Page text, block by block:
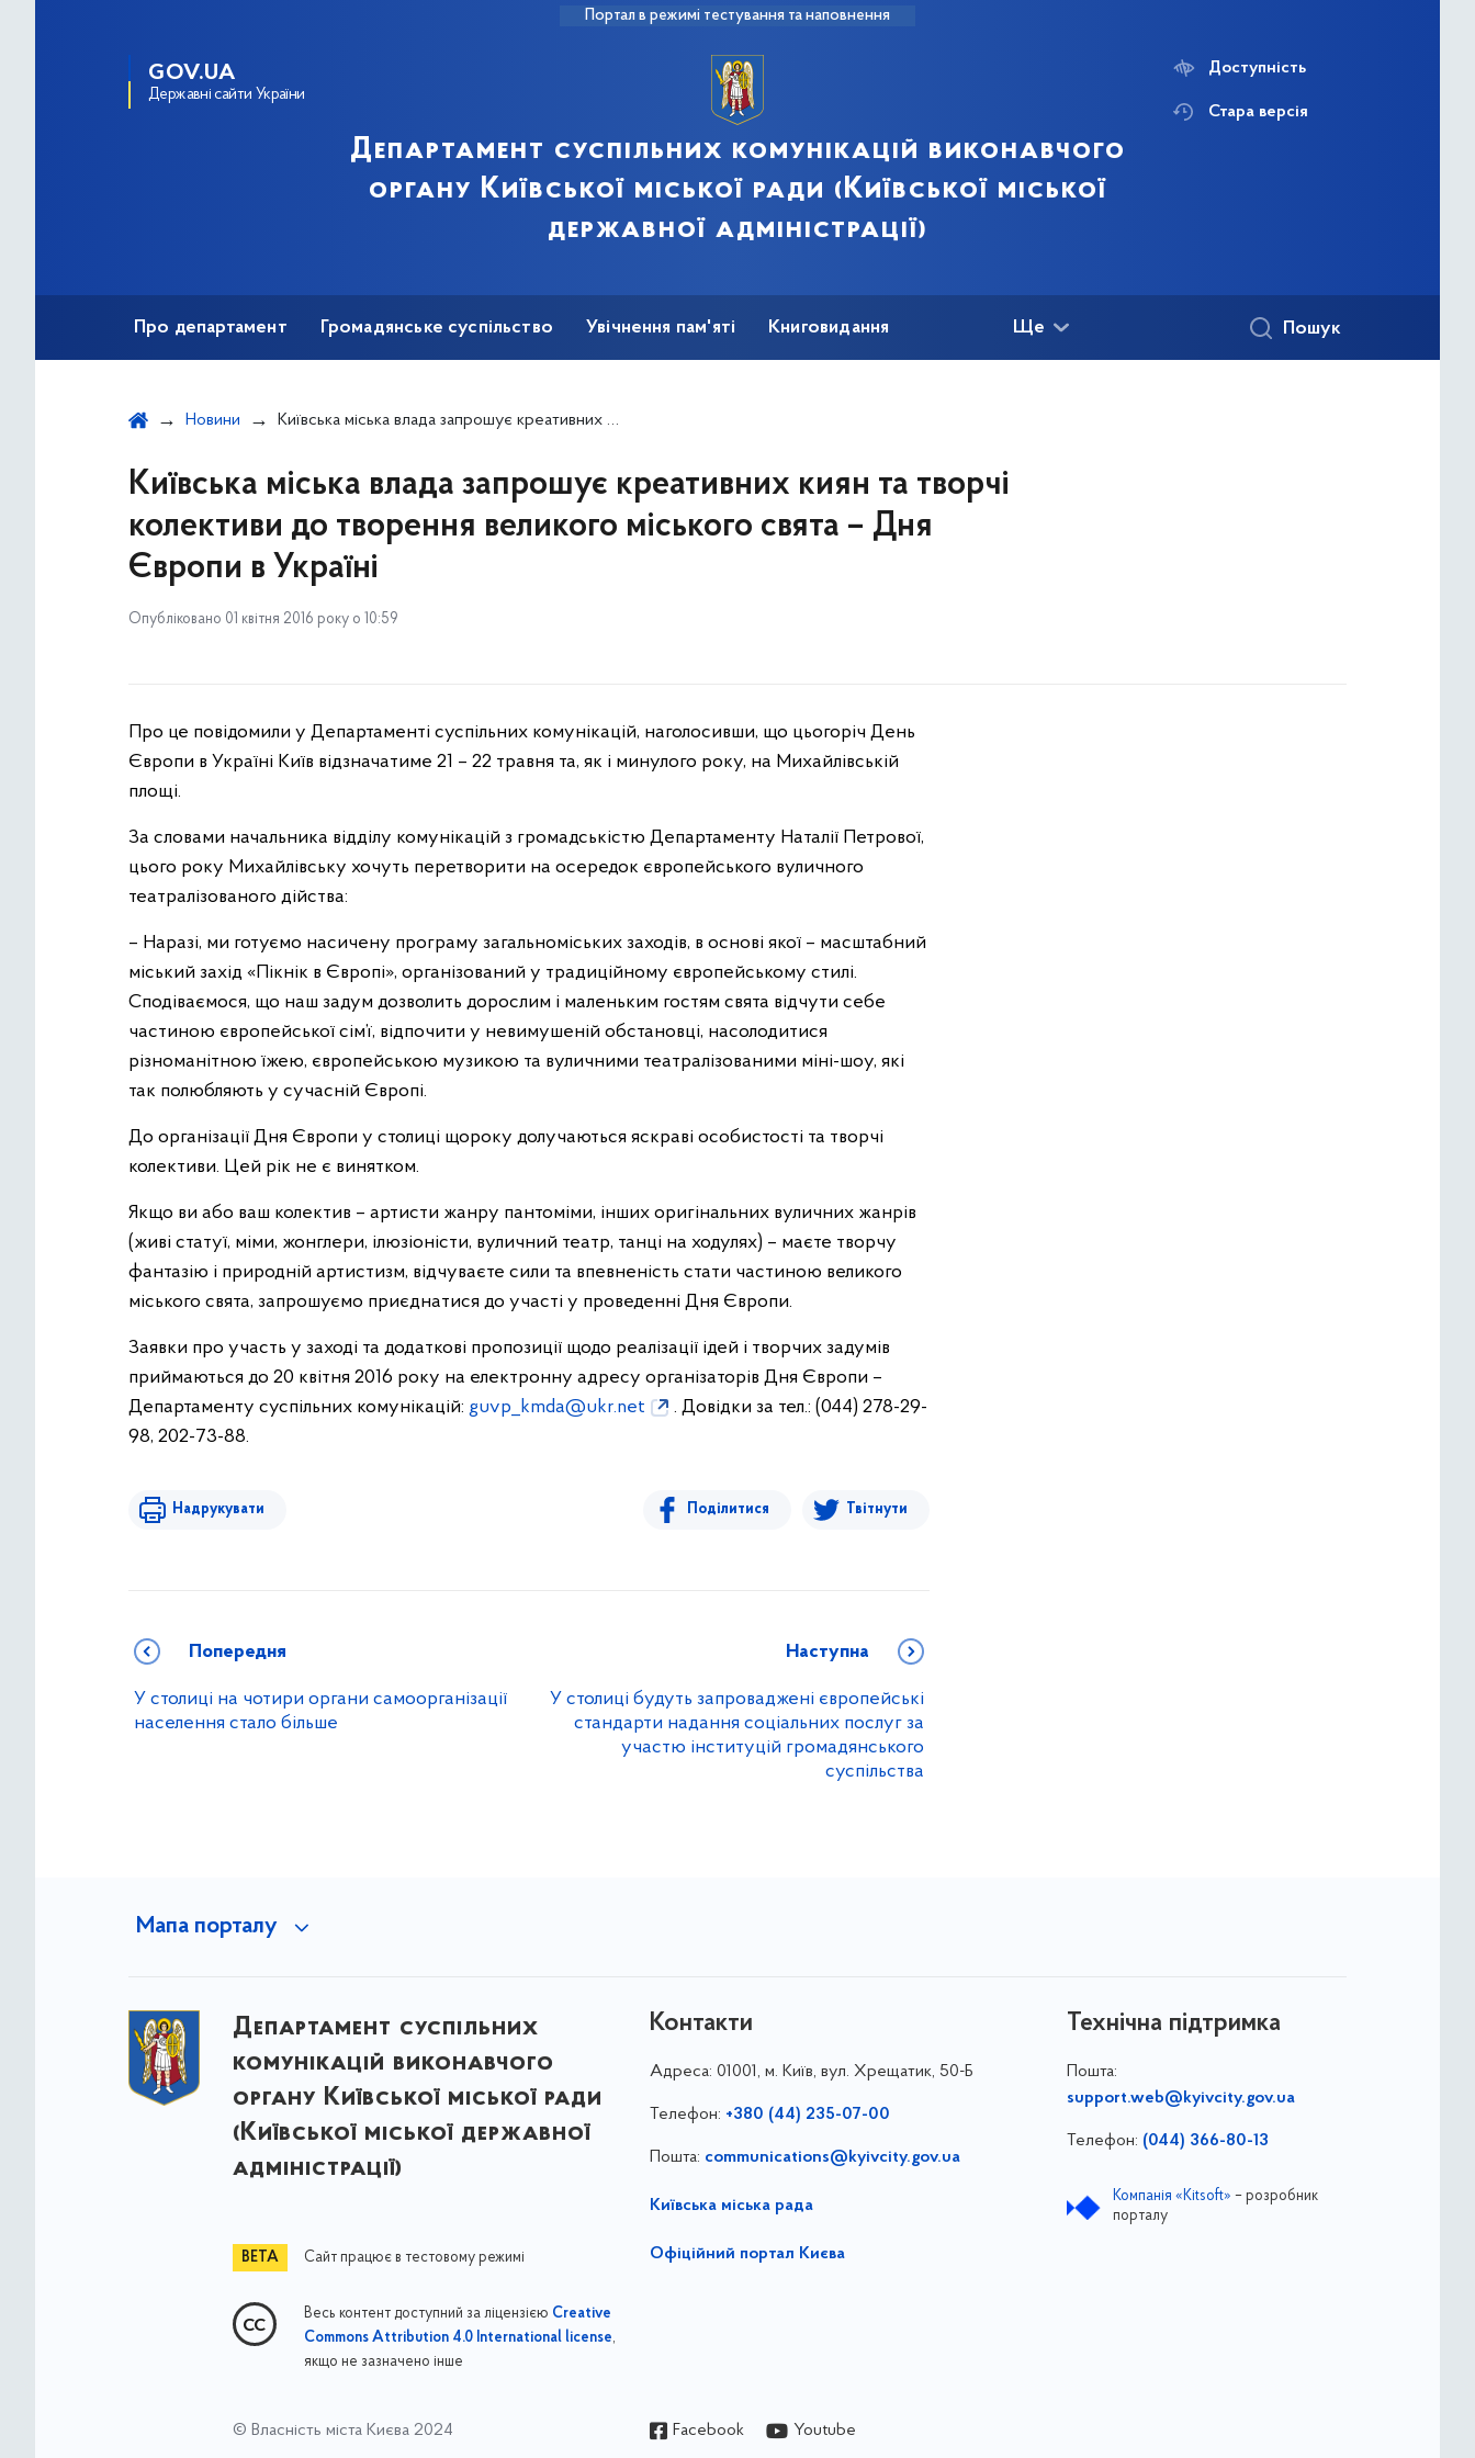
Портал в режимі тестування та наповнення
GOV.UA
Державні сайти України
Департамент суспільних комунікацій виконавчого
органу Київської міської ради (Київської міської
державної адміністрації)
Доступність
Стара версія
Про департамент Громадянське суспільство Увічнення пам'яті Книговидання Ще Пошук
Новини Київська міська влада запрошує креативних киян та творчі колективи до творення великого міського свята – Дня Європи в Україні
Київська міська влада запрошує креативних киян та творчі
колективи до творення великого міського свята – Дня
Європи в Україні
Опубліковано 01 квітня 2016 року о 10:59
Про це повідомили у Департаменті суспільних комунікацій, наголосивши, що цьогоріч День
Європи в Україні Київ відзначатиме 21 – 22 травня та, як і минулого року, на Михайлівській
площі.
За словами начальника відділу комунікацій з громадськістю Департаменту Наталії Петрової,
цього року Михайлівську хочуть перетворити на осередок європейського вуличного
театралізованого дійства:
– Наразі, ми готуємо насичену програму загальноміських заходів, в основі якої – масштабний
міський захід «Пікнік в Європі», організований у традиційному європейському стилі.
Сподіваємося, що наш задум дозволить дорослим і маленьким гостям свята відчути себе
частиною європейської сім’ї, відпочити у невимушеній обстановці, насолодитися
різноманітною їжею, європейською музикою та вуличними театралізованими міні-шоу, які
так полюбляють у сучасній Європі.
До організації Дня Європи у столиці щороку долучаються яскраві особистості та творчі
колективи. Цей рік не є винятком.
Якщо ви або ваш колектив – артисти жанру пантоміми, інших оригінальних вуличних жанрів
(живі статуї, міми, жонглери, ілюзіоністи, вуличний театр, танці на ходулях) – маєте творчу
фантазію і природній артистизм, відчуваєте сили та впевненість стати частиною великого
міського свята, запрошуємо приєднатися до участі у проведенні Дня Європи.
Заявки про участь у заході та додаткові пропозиції щодо реалізації ідей і творчих задумів
приймаються до 20 квітня 2016 року на електронну адресу організаторів Дня Європи –
Департаменту суспільних комунікацій: guvp_kmda@ukr.net
. Довідки за тел.: (044) 278-29-
98, 202-73-88.
Надрукувати Поділитися Твітнути
Попередня
У столиці на чотири органи самоорганізації
населення стало більше
Наступна
У столиці будуть запроваджені європейські
стандарти надання соціальних послуг за
участю інституцій громадянського
суспільства
Мапа порталу
Департамент суспільних
комунікацій виконавчого
органу Київської міської ради
(Київської міської державної
адміністрації)
Сайт працює в тестовому режимі
Весь контент доступний за ліцензією Creative
Commons Attribution 4.0 International license,
якщо не зазначено інше
Контакти
Адреса: 01001, м. Київ, вул. Хрещатик, 50-Б
Телефон: +380 (44) 235-07-00
Пошта: communications@kyivcity.gov.ua
Київська міська рада
Офіційний портал Києва
Технічна підтримка
Пошта:
support.web@kyivcity.gov.ua
Телефон: (044) 366-80-13
Компанія «Kitsoft» – розробник
порталу
© Власність міста Києва 2024 Facebook Youtube